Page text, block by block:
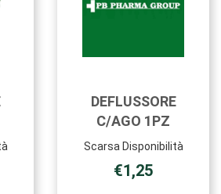
DEFLUSSORE
C/AGO 1PZ
Scarsa Disponibilità
€1,25